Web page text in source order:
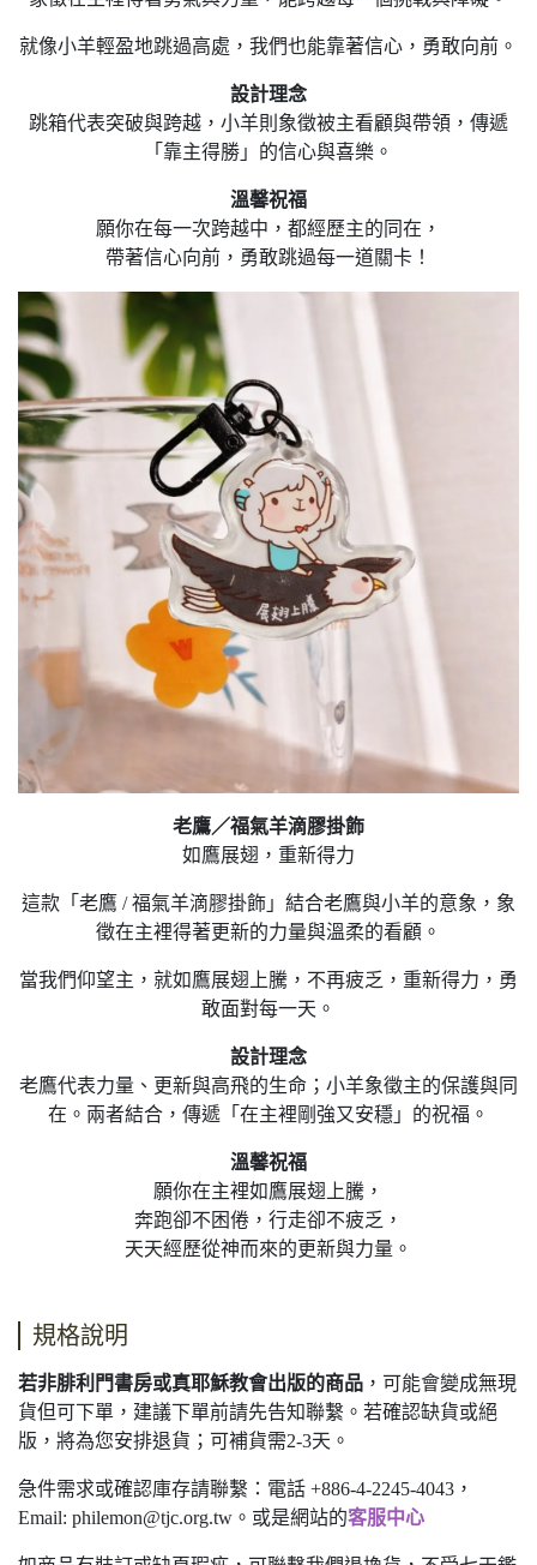
就像小羊輕盈地跳過高處，我們也能靠著信心，勇敢向前。
設計理念
跳箱代表突破與跨越，小羊則象徵被主看顧與帶領，傳遞
「靠主得勝」的信心與喜樂。
溫馨祝福
願你在每一次跨越中，都經歷主的同在，
帶著信心向前，勇敢跳過每一道關卡！
老鷹／福氣羊滴膠掛飾
如鷹展翅，重新得力
這款「老鷹 / 福氣羊滴膠掛飾」結合老鷹與小羊的意象，象
徵在主裡得著更新的力量與溫柔的看顧。
當我們仰望主，就如鷹展翅上騰，不再疲乏，重新得力，勇
敢面對每一天。
設計理念
老鷹代表力量、更新與高飛的生命；小羊象徵主的保護與同
在。兩者結合，傳遞「在主裡剛強又安穩」的祝福。
溫馨祝福
願你在主裡如鷹展翅上騰，
奔跑卻不困倦，行走卻不疲乏，
天天經歷從神而來的更新與力量。
規格說明
若非腓利門書房或真耶穌教會出版的商品 ，可能會變成無現
貨但可下單，建議下單前請先告知聯繫。若確認缺貨或絕
版，將為您安排退貨；可補貨需2-3天。
急件需求或確認庫存請聯繫：電話 +886-4-2245-4043，
Email: philemon@tjc.org.tw 。或是網站的客服中心